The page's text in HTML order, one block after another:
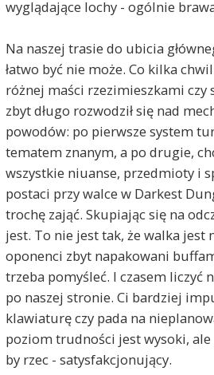
wyglądające lochy - ogólnie
Na naszej trasie do ubicia
łatwo być nie może. Co kilka
różnej maści rzezimieszkami czy
zbyt długo rozwodził się nad
powodów: po pierwsze system
tematem znanym, a po drugie,
wszystkie niuanse, przedmioty i
postaci przy walce w Darkest
trochę zająć. Skupiając się na
jest. To nie jest tak, że walka jest
oponenci zbyt napakowani
trzeba pomyśleć. I czasem liczyć
po naszej stronie. Ci bardziej
klawiaturę czy pada na
poziom trudności jest wysoki,
by rzec - satysfakcjonujący.